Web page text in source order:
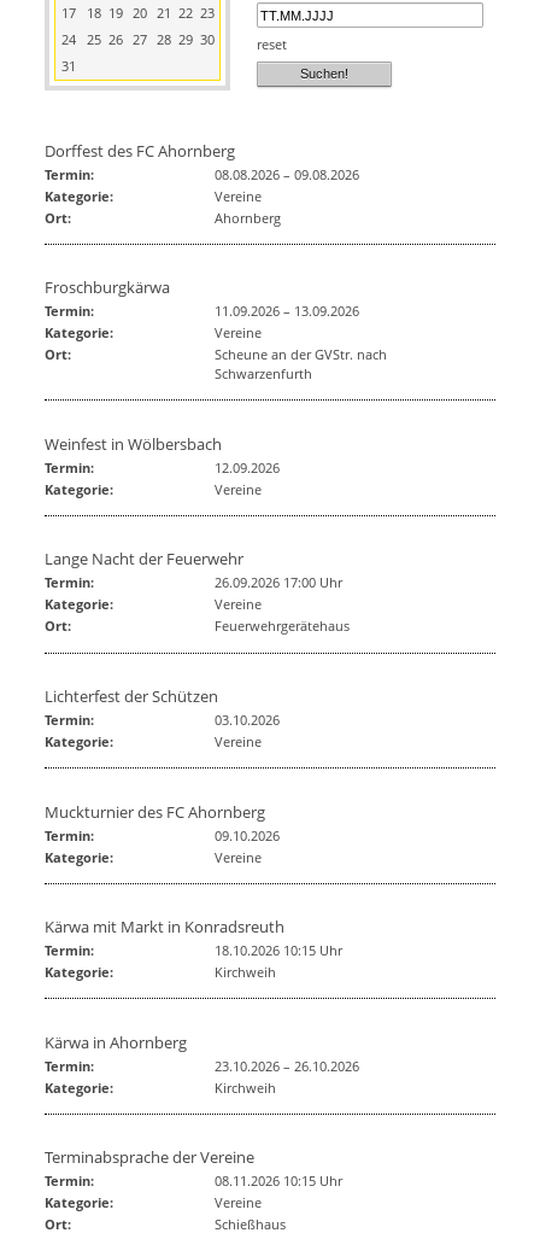
17
18 19 20 21 22 23
24
25 26 27 28 29 30
31
reset
Dorffest des FC Ahornberg
Termin: 08.08.2026– 09.08.2026
Kategorie:
Vereine
Ort:
Ahornberg
Froschburgkärwa
Termin: 11.09.2026– 13.09.2026
Kategorie:
Vereine
Ort:
Scheune an der GVStr. nach
Schwarzenfurth
Weinfest in Wölbersbach
Termin:
12.09.2026
Kategorie:
Vereine
Lange Nacht der Feuerwehr
Termin:
26.09.2026 17:00 Uhr
Kategorie:
Vereine
Ort:
Feuerwehrgerätehaus
Lichterfest der Schützen
Termin:
03.10.2026
Kategorie:
Vereine
Muckturnier des FC Ahornberg
Termin:
09.10.2026
Kategorie:
Vereine
Kärwa mit Markt in Konradsreuth
Termin:
18.10.2026 10:15 Uhr
Kategorie:
Kirchweih
Kärwa in Ahornberg
Termin: 23.10.2026– 26.10.2026
Kategorie:
Kirchweih
Terminabsprache der Vereine
Termin:
08.11.2026 10:15 Uhr
Kategorie:
Vereine
Ort:
Schießhaus